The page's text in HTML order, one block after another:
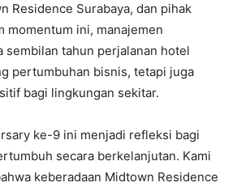
Residence Surabaya, dan pihak
momentum ini, manajemen
sembilan tahun perjalanan hotel
pertumbuhan bisnis, tetapi juga
bagi lingkungan sekitar.
ke-9 ini menjadi refleksi bagi
secara berkelanjutan. Kami
keberadaan Midtown Residence